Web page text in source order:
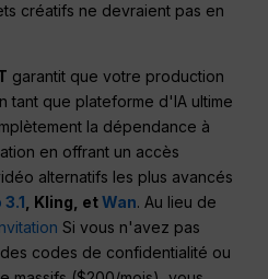
créatifs ne devraient pas en
garantit que votre production
tant que plateforme d'IA ultime
la dépendance à
en offrant un accès
alternatifs les plus avancés
, Kling, etWan. Au lieu de
Si vous n'avez pas
codes de confidentialité ou